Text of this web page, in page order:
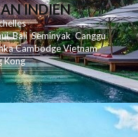
INDIEN
Bali SeminyakCanggu
CambodgeVietnam
Kong